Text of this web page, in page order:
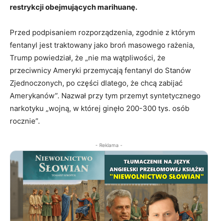
restrykcji obejmujących marihuanę.
Przed podpisaniem rozporządzenia, zgodnie z którym
fentanyl jest traktowany jako broń masowego rażenia,
Trump powiedział, że „nie ma wątpliwości, że
przeciwnicy Ameryki przemycają fentanyl do Stanów
Zjednoczonych, po części dlatego, że chcą zabijać
Amerykanów”. Nazwał przy tym przemyt syntetycznego
narkotyku „wojną, w której ginęło 200-300 tys. osób
rocznie”.
- Reklama -